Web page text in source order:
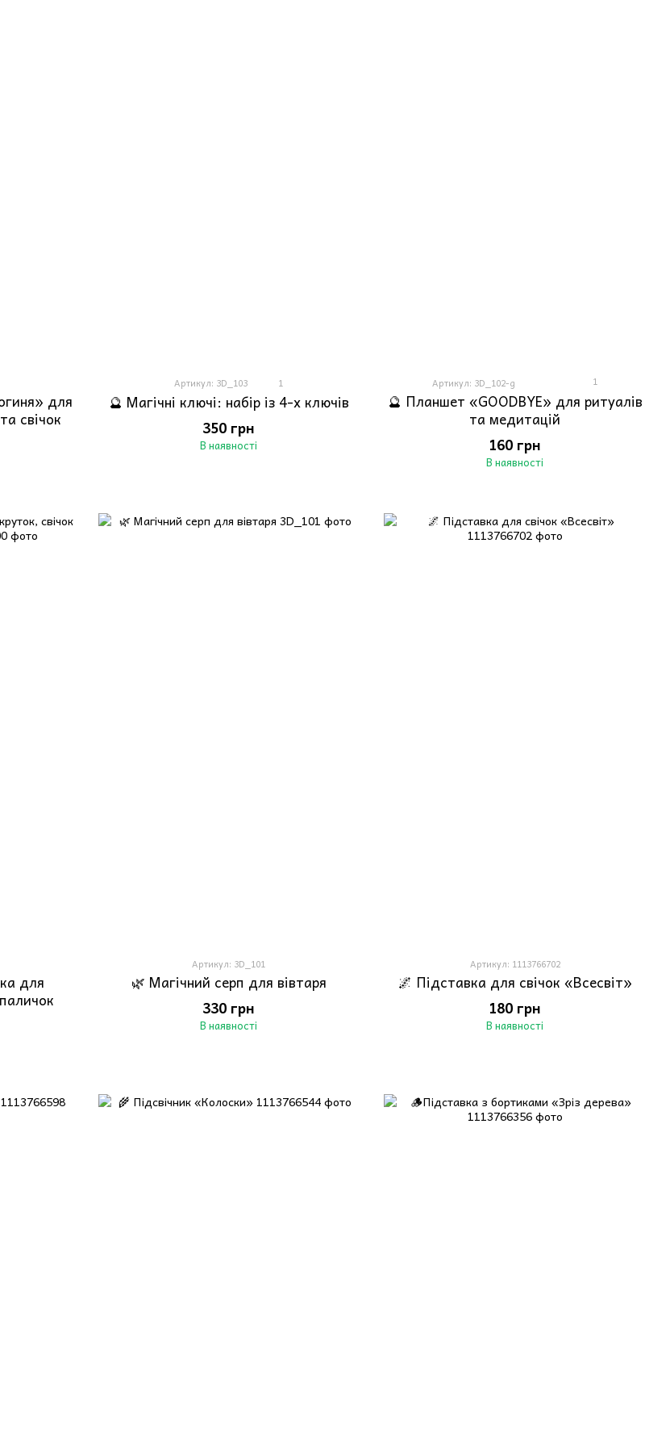
для
свічок
Артикул: 3D_103 1
🔮 Магічні ключі: набір із 4-х ключів
350 грн
В наявності
Артикул: 3D_102-g 1
🔮 Планшет «GOODBYE» для ритуалів
та медитацій
160 грн
В наявності
для
Артикул: 3D_101
🌿 Магічний серп для вівтаря
330 грн
В наявності
Артикул: 1113766702
🌌 Підставка для свічок «Всесвіт»
180 грн
В наявності